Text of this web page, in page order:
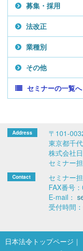
募集・採用
法改正
業種別
その他
セミナーの一覧へ
〒101-
東京都千
株式会社
セミナー
セミナー
FAX番号
E-mail：
受付時間
日本法令トップページ